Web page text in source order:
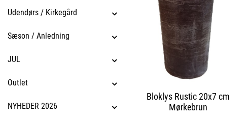
Udendørs / Kirkegård
Sæson / Anledning
JUL
Outlet
NYHEDER 2026
Bloklys Rustic 20x7 cm
Mørkebrun